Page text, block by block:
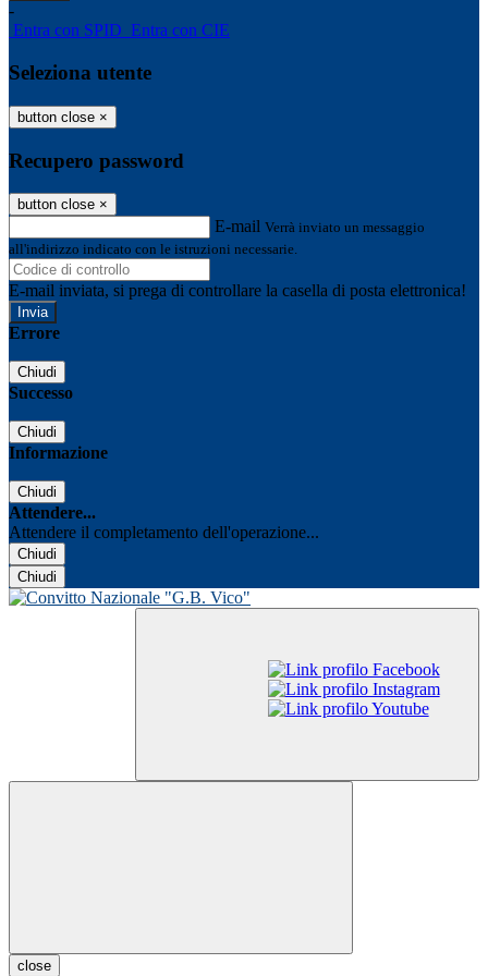
-
Entra con SPID Entra con CIE
Seleziona utente
button close ×
Recupero password
button close ×
E-mail Verrà inviato un messaggio
all'indirizzo indicato con le istruzioni necessarie.
E-mail inviata, si prega di controllare la casella di posta elettronica!
Errore
Chiudi
Successo
Chiudi
Informazione
Chiudi
Attendere...
Attendere il completamento dell'operazione...
Chiudi
Chiudi
close